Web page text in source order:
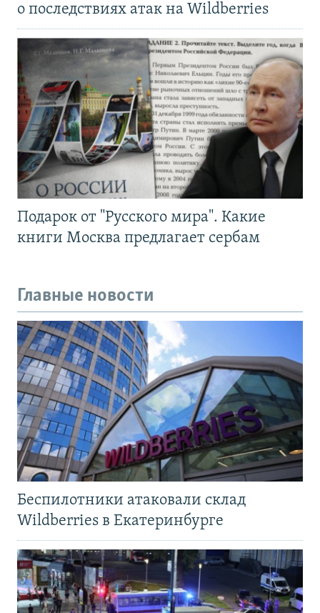
о последствиях атак на Wildberries
Подарок от "Русского мира". Какие
книги Москва предлагает сербам
Главные новости
Беспилотники атаковали склад
Wildberries в Екатеринбурге